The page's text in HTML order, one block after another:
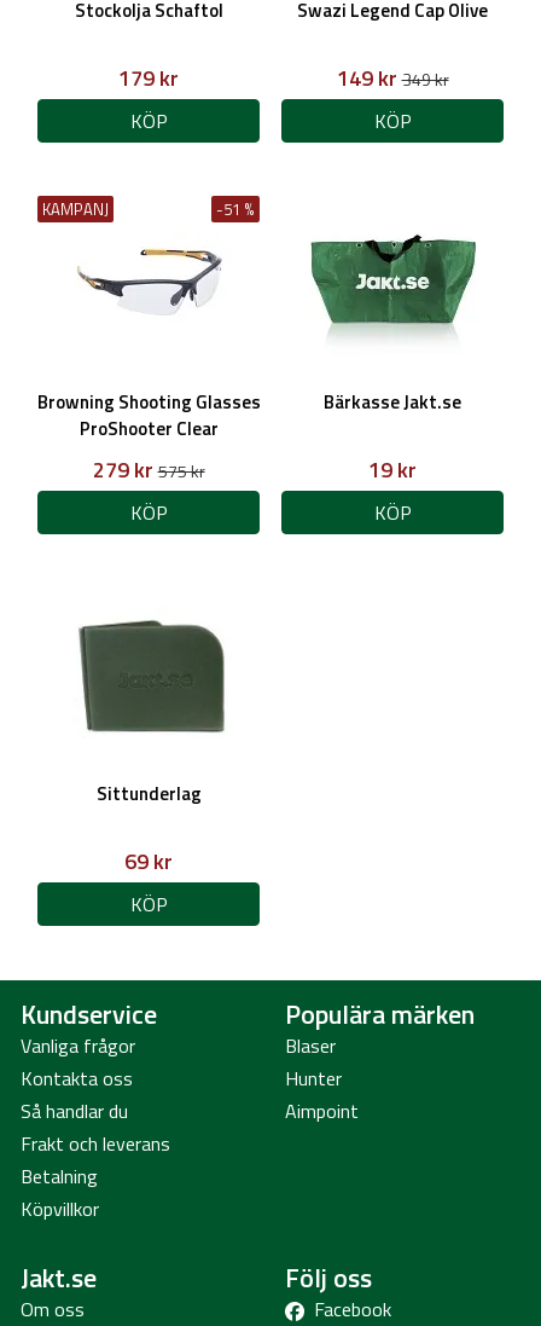
Stockolja Schaftol
179 kr
KÖP
Swazi Legend Cap Olive
149 kr349 kr
KÖP
KAMPANJ -51 %
Browning Shooting Glasses
ProShooter Clear
279 kr575 kr
KÖP
Bärkasse Jakt.se
19 kr
KÖP
Sittunderlag
69 kr
KÖP
Kundservice
Vanliga frågor
Kontakta oss
Så handlar du
Frakt och leverans
Betalning
Köpvillkor
Populära märken
Blaser
Hunter
Aimpoint
Jakt.se
Om oss
Följ oss
Facebook